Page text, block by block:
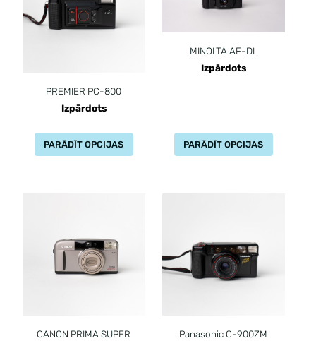
PREMIER PC-800
Izpārdots
PARĀDĪT OPCIJAS
MINOLTA AF-DL
Izpārdots
PARĀDĪT OPCIJAS
CANON PRIMA SUPER
Panasonic C-900ZM